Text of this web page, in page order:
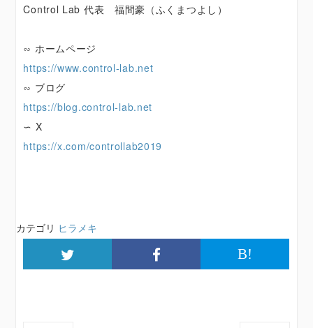
Control Lab 代表 福間豪（ふくまつよし）
∽ ホームページ
https://www.control-lab.net
∽ ブログ
https://blog.control-lab.net
∽ X
https://x.com/controllab2019
カテゴリ ヒラメキ
B!